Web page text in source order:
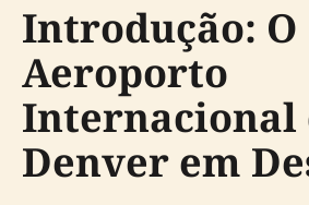
Introdução: O
Aeroporto
Internacional
Denver em